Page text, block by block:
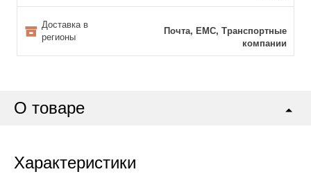
Доставка в
регионы
Почта, ЕМС, Транспортные
компании
О товаре
Характеристики